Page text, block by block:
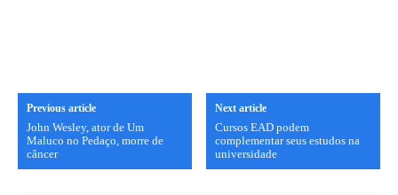
Previous article
John Wesley, ator de Um
Maluco no Pedaço, morre de
câncer
Next article
Cursos EAD podem
complementar seus estudos na
universidade